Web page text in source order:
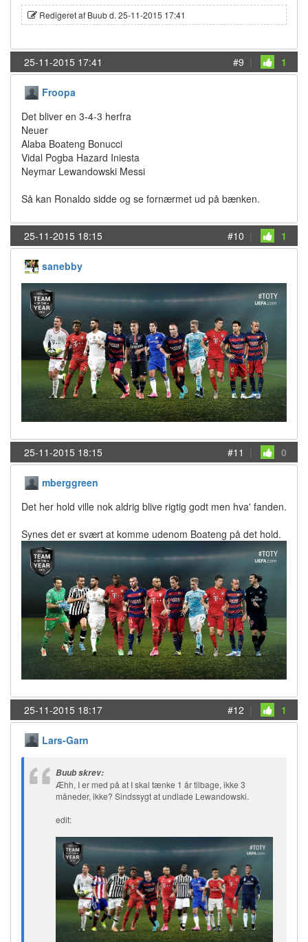
Redigeret af Buub d. 25-11-2015 17:41
25-11-2015 17:41 #9 | 1
Froopa
Det bliver en 3-4-3 herfra
Neuer
Alaba Boateng Bonucci
Vidal Pogba Hazard Iniesta
Neymar Lewandowski Messi
Så kan Ronaldo sidde og se fornærmet ud på bænken.
25-11-2015 18:15 #10 | 1
sanebby
25-11-2015 18:15 #11 | 0
mberggreen
Det her hold ville nok aldrig blive rigtig godt men hva' fanden.
Synes det er svært at komme udenom Boateng på det hold.
25-11-2015 18:17 #12 | 1
Lars-Garn
Buub skrev:
Æhh, I er med på at I skal tænke 1 år tilbage, ikke 3
måneder, ikke? Sindssygt at undlade Lewandowski.
edit: